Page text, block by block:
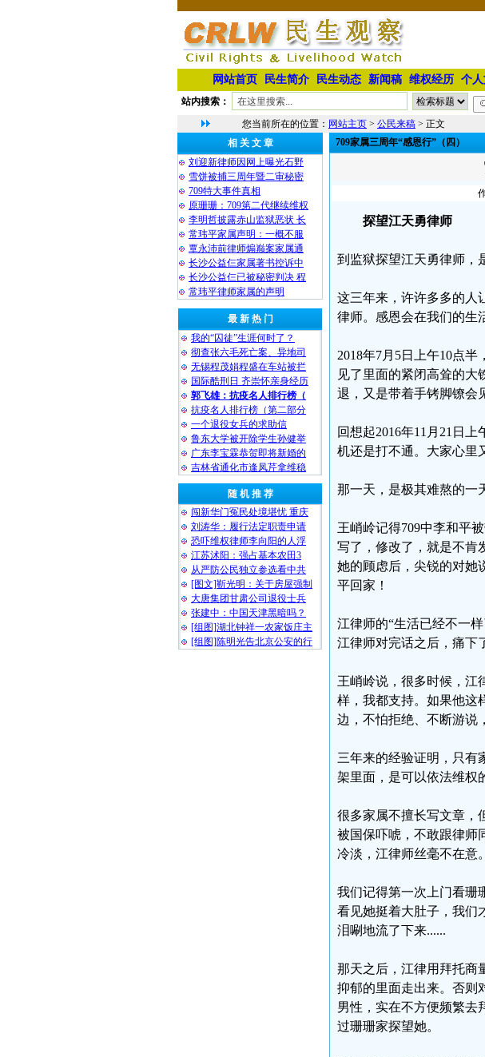
网站首页 民生简介 民生动态 新闻稿 维权经历 个
站内搜索：
您当前所在的位置： 网站主页 > 公民来稿 > 正文
相 关 文 章
刘迎新律师因网上曝光石野
雪饼被捕三周年暨二审秘密
709特大事件真相
原珊珊：709第二代继续维权
李明哲披露赤山监狱恶状 长
常玮平家属声明：一概不服
覃永沛前律师煽巅案家属通
长沙公益仨家属著书控诉中
长沙公益仨已被秘密判决 程
常玮平律师家属的声明
最 新 热 门
我的“囚徒”生涯何时了？
彻查张六毛死亡案、异地司
无锡程茂娟程盛在车站被拦
国际酷刑日 齐崇怀亲身经历
郭飞雄：抗疫名人排行榜（
抗疫名人排行榜（第二部分
一个退役女兵的求助信
鲁东大学被开除学生孙健举
广东李宝霖恭贺即将新婚的
吉林省通化市逢凤芹拿维稳
随 机 推 荐
闯新华门冤民处境堪忧 重庆
刘涛华：履行法定职责申请
恐吓维权律师李向阳的人浮
江苏沭阳：强占基本农田3
从严防公民独立参选看中共
[图文]靳光明：关于房屋强制
大唐集团甘肃公司退役士兵
张建中：中国天津黑暗吗？
[组图]湖北钟祥一农家饭庄主
[组图]陈明光告北京公安的行
709家属三周年“感恩行”（四）
探望江天勇律师
到监狱探望江天勇律师，
这三年来，许许多多的人
律师。感恩会在我们的生
2018年7月5日上午10点
见了里面的紧闭高耸的大
退，又是带着手铐脚镣会
回想起2016年11月21日
机还是打不通。大家心里
那一天，是极其难熬的一
王峭岭记得709中李和平
写了，修改了，就是不肯
她的顾虑后，尖锐的对她
平回家！
江律师的“生活已经不一
江律师对完话之后，痛下
王峭岭说，很多时候，江
样，我都支持。如果他这
边，不怕拒绝、不断游说
三年来的经验证明，只有
架里面，是可以依法维权
很多家属不擅长写文章，
被国保吓唬，不敢跟律师
冷淡，江律师丝毫不在意。
我们记得第一次上门看珊
看见她挺着大肚子，我们
泪唰地流了下来......
那天之后，江律用拜托商
抑郁的里面走出来。否则
男性，实在不方便频繁去
过珊珊家探望她。